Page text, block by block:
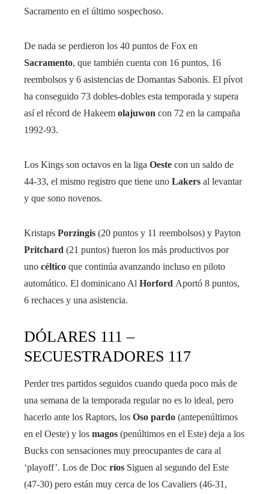
Sacramento en el último sospechoso.
De nada se perdieron los 40 puntos de Fox en
Sacramento, que también cuenta con 16 puntos, 16
reembolsos y 6 asistencias de Domantas Sabonis. El pívot
ha conseguido 73 dobles-dobles esta temporada y supera
así el récord de Hakeem olajuwon con 72 en la campaña
1992-93.
Los Kings son octavos en la liga Oeste con un saldo de
44-33, el mismo registro que tiene uno Lakers al levantar
y que sono novenos.
Kristaps Porzingis (20 puntos y 11 reembolsos) y Payton
Pritchard (21 puntos) fueron los más productivos por
uno céltico que continúa avanzando incluso en piloto
automático. El dominicano Al Horford Aportó 8 puntos,
6 rechaces y una asistencia.
DÓLARES 111 –
SECUESTRADORES 117
Perder tres partidos seguidos cuando queda poco más de
una semana de la temporada regular no es lo ideal, pero
hacerlo ante los Raptors, los Oso pardo (antepenúltimos
en el Oeste) y los magos (penúltimos en el Este) deja a los
Bucks con sensaciones muy preocupantes de cara al
‘playoff’. Los de Doc ríos Siguen al segundo del Este
(47-30) pero están muy cerca de los Cavaliers (46-31,